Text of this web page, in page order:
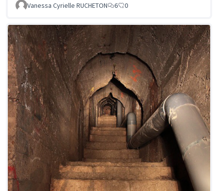
Vanessa Cyrielle RUCHETON
6 0